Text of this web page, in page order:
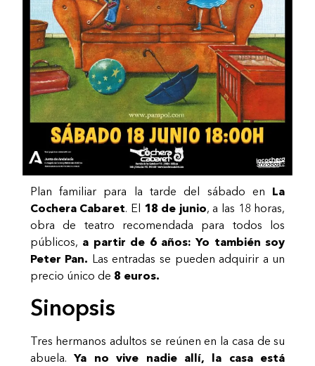
Plan familiar para la tarde del sábado en La
Cochera Cabaret. El 18 de junio, a las 18 horas,
obra de teatro recomendada para todos los
públicos, a partir de 6 años: Yo también soy
Peter Pan. Las entradas se pueden adquirir a un
precio único de 8 euros.
Sinopsis
Tres hermanos adultos se reúnen en la casa de su
abuela.Ya no vive nadie allí, la casa está